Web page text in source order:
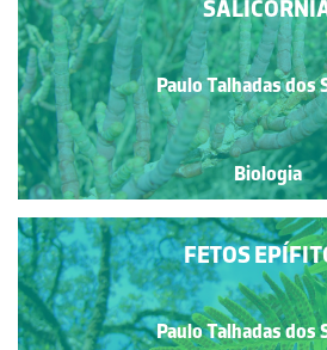
Paulo Talhadas dos
Biologia
FETOS
Paulo Talhadas dos